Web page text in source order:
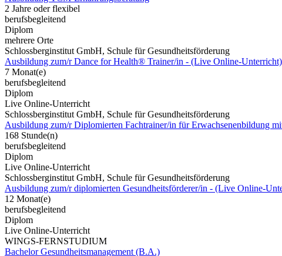
2 Jahre oder flexibel
berufsbegleitend
Diplom
mehrere Orte
Schlossberginstitut GmbH, Schule für Gesundheitsförderung
Ausbildung zum/r Dance for Health® Trainer/in - (Live Online-Unterricht)
7 Monat(e)
berufsbegleitend
Diplom
Live Online-Unterricht
Schlossberginstitut GmbH, Schule für Gesundheitsförderung
Ausbildung zum/r Diplomierten Fachtrainer/in für Erwachsenenbildung
168 Stunde(n)
berufsbegleitend
Diplom
Live Online-Unterricht
Schlossberginstitut GmbH, Schule für Gesundheitsförderung
Ausbildung zum/r diplomierten Gesundheitsförderer/in - (Live Online-
12 Monat(e)
berufsbegleitend
Diplom
Live Online-Unterricht
WINGS-FERNSTUDIUM
Bachelor Gesundheitsmanagement (B.A.)